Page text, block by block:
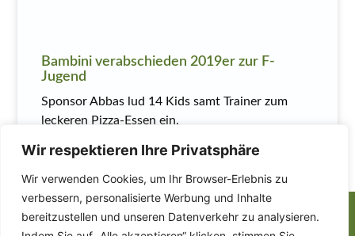
Wir respektieren Ihre Privatsphäre
Wir verwenden Cookies, um Ihr Browser-Erlebnis zu
verbessern, personalisierte Werbung und Inhalte
bereitzustellen und unseren Datenverkehr zu analysieren.
Bambini verabschieden 2019er zur F-
Jugend
Sponsor Abbas lud 14 Kids samt Trainer zum
leckeren Pizza-Essen ein.
MEHR LESEN
Finden Sie uns auch
auf: